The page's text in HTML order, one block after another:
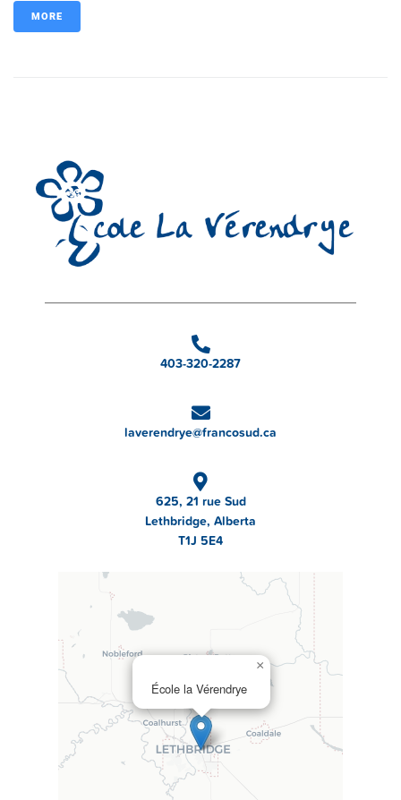
MORE
403-320-2287
laverendrye@francosud.ca
625, 21 rue Sud
Lethbridge, Alberta
T1J 5E4
École la Vérendrye
×